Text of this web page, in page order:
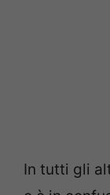
In tutti gli